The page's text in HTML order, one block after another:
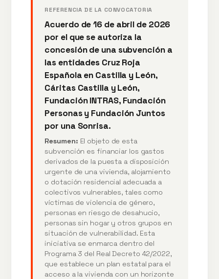
REFERENCIA DE LA CONVOCATORIA
Acuerdo de 16 de abril de 2026
por el que se autoriza la
concesión de una subvención a
las entidades Cruz Roja
Española en Castilla y León,
Cáritas Castilla y León,
Fundación INTRAS, Fundación
Personas y Fundación Juntos
por una Sonrisa.
Resumen: El objeto de esta
subvención es financiar los gastos
derivados de la puesta a disposición
urgente de una vivienda, alojamiento
o dotación residencial adecuada a
colectivos vulnerables, tales como
víctimas de violencia de género,
personas en riesgo de desahucio,
personas sin hogar y otros grupos en
situación de vulnerabilidad. Esta
iniciativa se enmarca dentro del
Programa 3 del Real Decreto 42/2022,
que establece un plan estatal para el
acceso a la vivienda con un horizonte